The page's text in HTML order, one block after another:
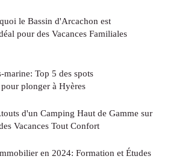
le Bassin d'Arcachon est
pour des Vacances Familiales
marine: Top 5 des spots
plonger à Hyères
d'un Camping Haut de Gamme sur
Vacances Tout Confort
en 2024: Formation et Études